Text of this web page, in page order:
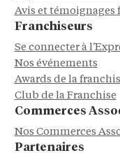
Avis et témoignages
Franchiseurs
Se connecter à
Nos événements
Awards de la
Club de la Franchise
Commerces
Nos Commerces
Partenaires